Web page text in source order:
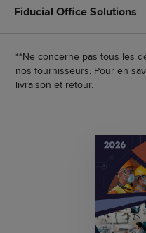
Fiducial Office Solutions
**Ne concerne pas tous les
nos fournisseurs. Pour en
livraison et retour.